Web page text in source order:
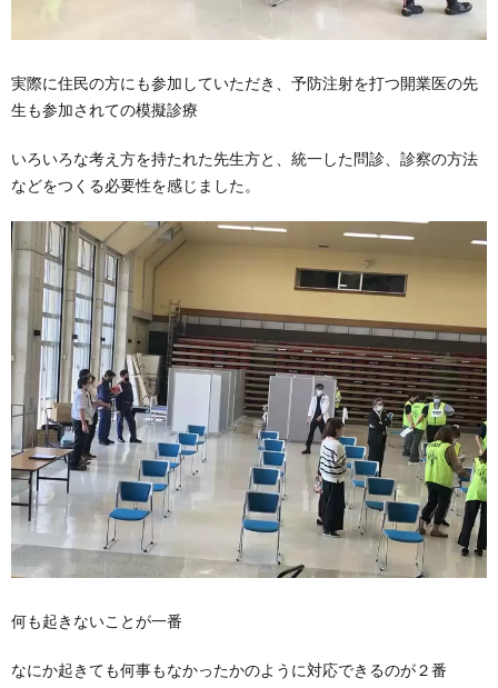
実際に住民の方にも参加していただき、予防注射を打つ開業医の先
生も参加されての模擬診療
いろいろな考え方を持たれた先生方と、統一した問診、診察の方法
などをつくる必要性を感じました。
何も起きないことが一番
なにか起きても何事もなかったかのように対応できるのが２番